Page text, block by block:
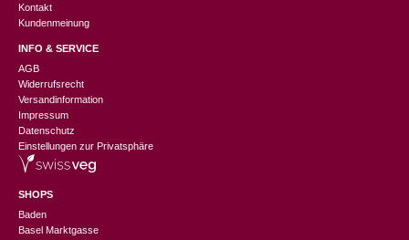
Kontakt
Kundenmeinung
INFO & SERVICE
AGB
Widerrufsrecht
Versandinformation
Impressum
Datenschutz
Einstellungen zur Privatsphäre
SHOPS
Baden
Basel Marktgasse